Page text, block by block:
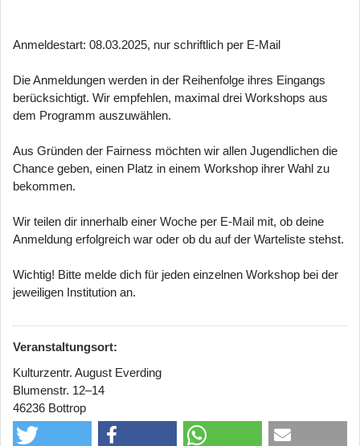
Anmeldestart: 08.03.2025, nur schriftlich per E-Mail
Die Anmeldungen werden in der Reihenfolge ihres Eingangs
berücksichtigt. Wir empfehlen, maximal drei Workshops aus
dem Programm auszuwählen.
Aus Gründen der Fairness möchten wir allen Jugendlichen die
Chance geben, einen Platz in einem Workshop ihrer Wahl zu
bekommen.
Wir teilen dir innerhalb einer Woche per E-Mail mit, ob deine
Anmeldung erfolgreich war oder ob du auf der Warteliste stehst.
Wichtig! Bitte melde dich für jeden einzelnen Workshop bei der
jeweiligen Institution an.
Veranstaltungsort:
Kulturzentr. August Everding
Blumenstr. 12–14
46236 Bottrop